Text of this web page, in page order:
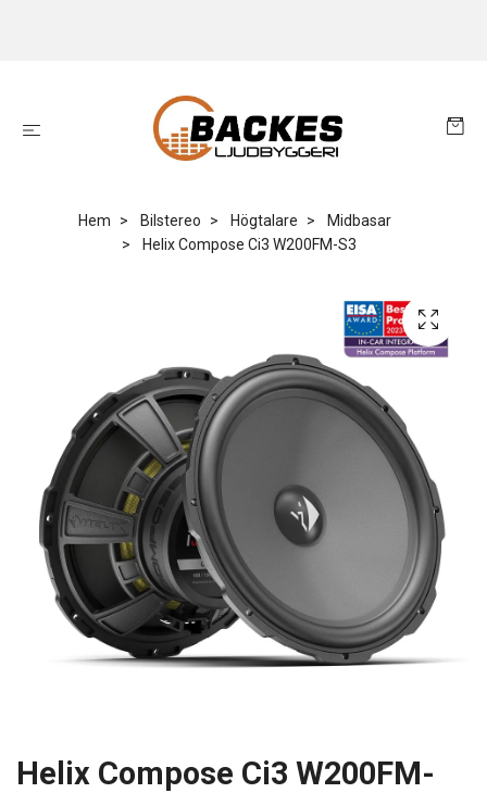
Hem Bilstereo Högtalare
Midbasar
Helix Compose Ci3 W200FM-S3
Helix Compose Ci3 W200FM-